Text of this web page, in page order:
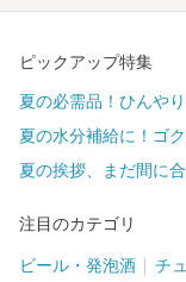
ピックアップ特集
夏の必需品！ひんや
夏の水分補給に！ゴ
夏の挨拶、まだ間に合
注目のカテゴリ
ビール・発泡酒 チ